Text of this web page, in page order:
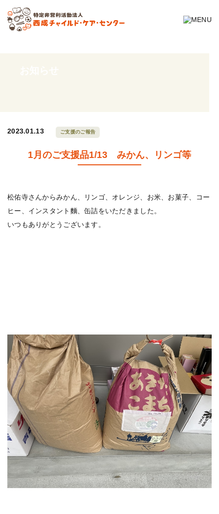
2023.01.13 ご支援のご報告
1月のご支援品1/13 みかん、リンゴ等
松佑寺さんからみかん、リンゴ、オレンジ、お米、お菓子、コー
ヒー、インスタント麵、缶詰をいただきました。
いつもありがとうございます。